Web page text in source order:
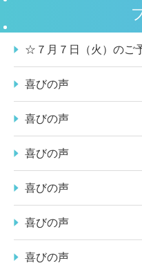
☆７月７日（火）のご
喜びの声
喜びの声
喜びの声
喜びの声
喜びの声
喜びの声